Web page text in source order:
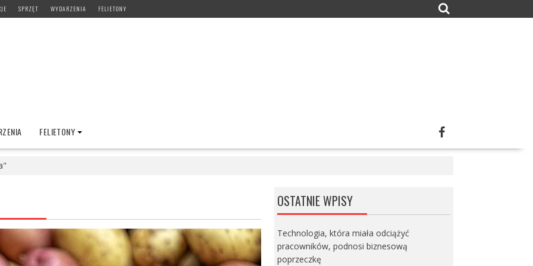
SPRZĘT WYDARZENIA FELIETONY
FELIETONY
OSTATNIE WPISY
Technologia, która miała odciążyć
pracowników, podnosi biznesową
poprzeczkę